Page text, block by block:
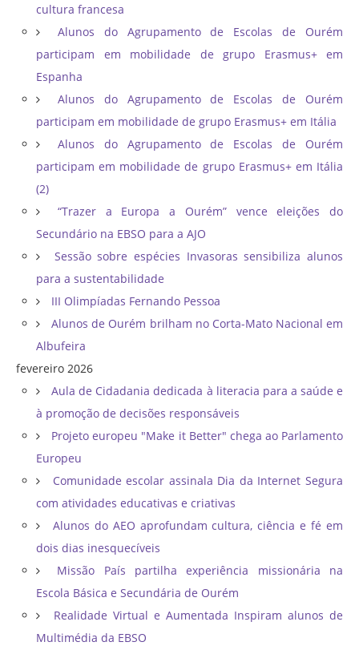
cultura francesa
Alunos do Agrupamento de Escolas de Ourém
participam em mobilidade de grupo Erasmus+ em
Espanha
Alunos do Agrupamento de Escolas de Ourém
participam em mobilidade de grupo Erasmus+ em Itália
Alunos do Agrupamento de Escolas de Ourém
participam em mobilidade de grupo Erasmus+ em Itália
(2)
“Trazer a Europa a Ourém” vence eleições do
Secundário na EBSO para a AJO
Sessão sobre espécies Invasoras sensibiliza alunos
para a sustentabilidade
III Olimpíadas Fernando Pessoa
Alunos de Ourém brilham no Corta-Mato Nacional em
Albufeira
fevereiro 2026
Aula de Cidadania dedicada à literacia para a saúde e
à promoção de decisões responsáveis
Projeto europeu "Make it Better" chega ao Parlamento
Europeu
Comunidade escolar assinala Dia da Internet Segura
com atividades educativas e criativas
Alunos do AEO aprofundam cultura, ciência e fé em
dois dias inesquecíveis
Missão País partilha experiência missionária na
Escola Básica e Secundária de Ourém
Realidade Virtual e Aumentada Inspiram alunos de
Multimédia da EBSO